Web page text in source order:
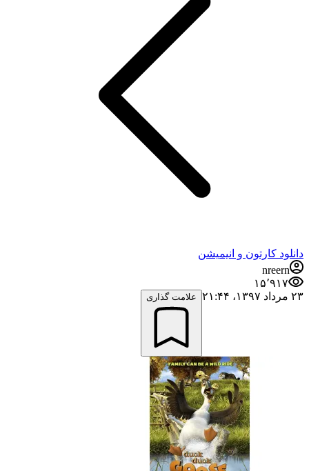
دانلود کارتون و انیمیشن
nreern
۱۵٬۹۱۷
۲۳ مرداد ۱۳۹۷،‏ ۲۱:۴۴
علامت گذاری